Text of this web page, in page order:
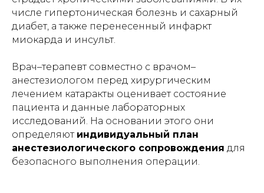
числе гипертоническая болезнь и сахарный
диабет, а также перенесенный инфаркт
миокарда и инсульт.
Врач–терапевт совместно с врачом–
анестезиологом перед хирургическим
лечением катаракты оценивает состояние
пациента и данные лабораторных
исследований. На основании этого они
определяют индивидуальный план
анестезиологического сопровождения для
безопасного выполнения операции.